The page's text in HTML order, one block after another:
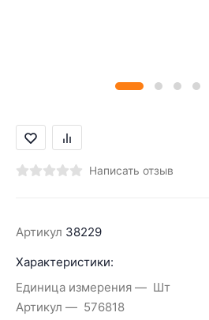
Написать отзыв
Артикул 38229
Характеристики:
Единица измерения
Шт
Артикул
576818